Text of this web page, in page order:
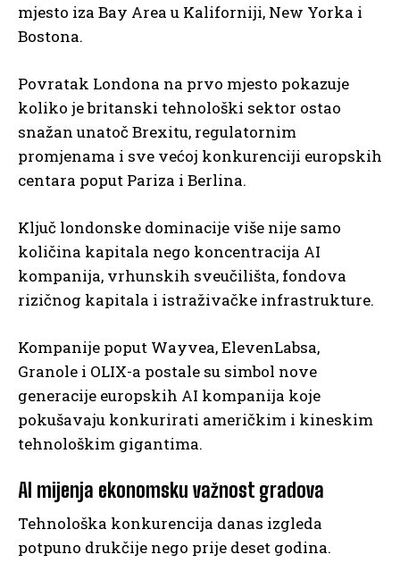
mjesto iza Bay Area u Kaliforniji, New Yorka i
Bostona.
Povratak Londona na prvo mjesto pokazuje
koliko je britanski tehnološki sektor ostao
snažan unatoč Brexitu, regulatornim
promjenama i sve većoj konkurenciji europskih
centara poput Pariza i Berlina.
Ključ londonske dominacije više nije samo
količina kapitala nego koncentracija AI
kompanija, vrhunskih sveučilišta, fondova
rizičnog kapitala i istraživačke infrastrukture.
Kompanije poput Wayvea, ElevenLabsa,
Granole i OLIX-a postale su simbol nove
generacije europskih AI kompanija koje
pokušavaju konkurirati američkim i kineskim
tehnološkim gigantima.
AI mijenja ekonomsku važnost gradova
Tehnološka konkurencija danas izgleda
potpuno drukčije nego prije deset godina.